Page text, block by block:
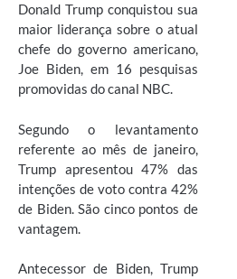
Donald Trump conquistou sua
maior liderança sobre o atual
chefe do governo americano,
Joe Biden, em 16 pesquisas
promovidas do canal NBC.
Segundo o levantamento
referente ao mês de janeiro,
Trump apresentou 47% das
intenções de voto contra 42%
de Biden. São cinco pontos de
vantagem.
Antecessor de Biden, Trump